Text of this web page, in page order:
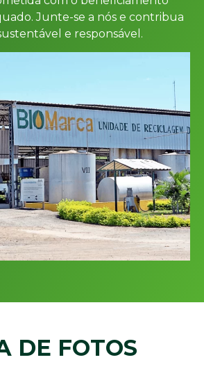
Junte-se a nós e contribua
e responsável.
DE FOTOS